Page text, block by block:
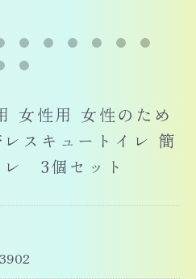
女性用 女性のため
スキュートイレ 簡
レ 3個セット